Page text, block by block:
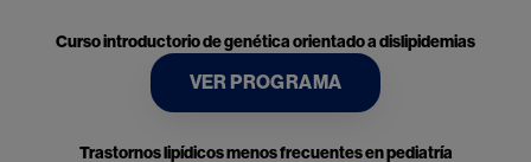
Curso introductorio de genética orientado a dislipidemias
VER PROGRAMA
Trastornos lipídicos menos frecuentes en pediatría